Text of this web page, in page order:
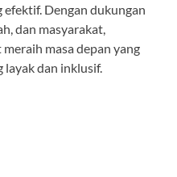
efektif. Dengan dukungan
dan masyarakat,
masa depan yang
layak dan inklusif.